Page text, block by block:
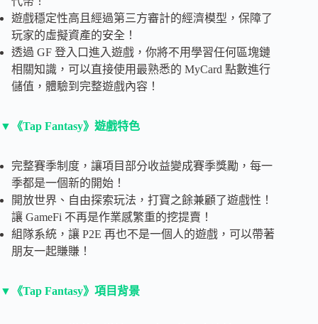
遊戲穩定性高且經過第三方審計的經濟模型，保障了
玩家的虛擬資產的安全！
透過 GF 登入口進入遊戲，你將不用學習任何區塊鏈
相關知識，可以直接使用最熟悉的 MyCard 點數進行
儲值，體驗到完整遊戲內容！
▼《Tap Fantasy》遊戲特色
完整賽季制度，讓項目部分收益變成賽季獎勵，每一
季都是一個新的開始！
開放世界、自由探索玩法，打寶之餘兼顧了遊戲性！
讓 GameFi 不再是作業感繁重的挖提賣！
組隊系統，讓 P2E 再也不是一個人的遊戲，可以帶著
朋友一起賺賺！
▼《Tap Fantasy》項目背景